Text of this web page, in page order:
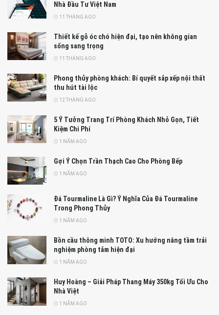
Nhà Đầu Tư Việt Nam
11 THÁNG AGO
Thiết kế gỗ óc chó hiện đại, tạo nên không gian
sống sang trọng
11 THÁNG AGO
Phong thủy phòng khách: Bí quyết sắp xếp nội thất
thu hút tài lộc
12 THÁNG AGO
5 Ý Tưởng Trang Trí Phòng Khách Nhỏ Gọn, Tiết
Kiệm Chi Phí
1 NĂM AGO
Gợi Ý Chọn Trần Thạch Cao Cho Phòng Bếp
1 NĂM AGO
Đá Tourmaline Là Gì? Ý Nghĩa Của Đá Tourmaline
Trong Phong Thủy
1 NĂM AGO
Bồn cầu thông minh TOTO: Xu hướng nâng tầm trải
nghiệm phòng tắm hiện đại
1 NĂM AGO
Huy Hoàng – Giải Pháp Thang Máy 350kg Tối Ưu Cho
Nhà Việt
1 NĂM AGO